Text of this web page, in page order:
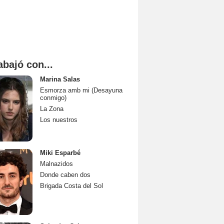
con...
Marina Salas
Esmorza amb mi (Desayuna
conmigo)
La Zona
Los nuestros
Miki Esparbé
Malnazidos
Donde caben dos
Brigada Costa del Sol